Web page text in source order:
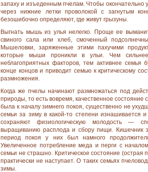
запаху и изъеденным пче­лам. Чтобы окончательно
через нижние летки проволокой с загнутым
безошибочно определяют, где живут грызуны.
Выгнать мышь из улья нелегко. Проще ее
свиного сала или хлеб, смо­ченный
Мышеловки, заряженные этими пахучими
которые мыши проникли в ульи. Чем сильнее
неблагоприятных факторов, тем активнее семья
конце концов и приводит семью к критическому
размножения.
Когда же пчелы начинают размножаться под
природы, то есть вовремя, качественное состояние
была к началу зимнего покоя, существенно не
семьи за зиму в какой-то степени изнашивается
сохраняют физиологическую молодость —
выращиванию расплода и сбору пищи. Кишечник
период покоя у них был намного
Увеличенное потребление меда и перги с
семьи не страшно. Критичес­кое состояние (острая
практически не наступает. О таких семьях
зимы.